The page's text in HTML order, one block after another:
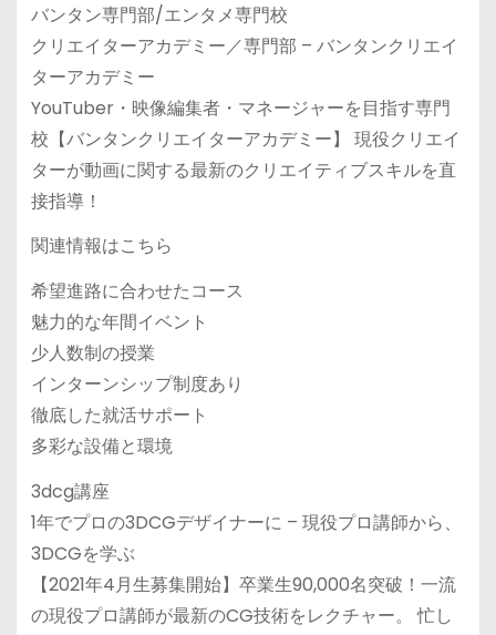
バンタン専門部/エンタメ専門校
クリエイターアカデミー／専門部 – バンタンクリエイ
ターアカデミー
YouTuber・映像編集者・マネージャーを目指す専門
校【バンタンクリエイターアカデミー】 現役クリエイ
ターが動画に関する最新のクリエイティブスキルを直
接指導！
関連情報はこちら
希望進路に合わせたコース
魅力的な年間イベント
少人数制の授業
インターンシップ制度あり
徹底した就活サポート
多彩な設備と環境
3dcg講座
1年でプロの3DCGデザイナーに – 現役プロ講師から、
3DCGを学ぶ
【2021年4月生募集開始】卒業生90,000名突破！一流
の現役プロ講師が最新のCG技術をレクチャー。 忙し